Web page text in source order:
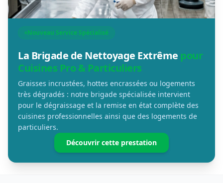
Nouveau Service Spécialisé
La Brigade de Nettoyage Extrême pour
Cuisines Pro & Particuliers
Graisses incrustées, hottes encrassées ou logements
très dégradés : notre brigade spécialisée intervient
pour le dégraissage et la remise en état complète des
cuisines professionnelles ainsi que des logements de
particuliers.
Découvrir cette prestation